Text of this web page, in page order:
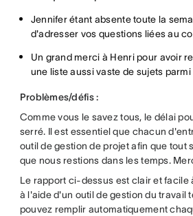
Jennifer étant absente toute la
d'adresser vos questions liées au
Un grand merci à Henri pour avoir
une liste aussi vaste de sujets
Problèmes/défis :
Comme vous le savez tous, le délai
serré. Il est essentiel que chacun
outil de gestion de projet afin que tout
que nous restions dans les temps.
Le rapport ci-dessus est clair et facile
à l'aide d'un outil de gestion du travail
pouvez remplir automatiquement